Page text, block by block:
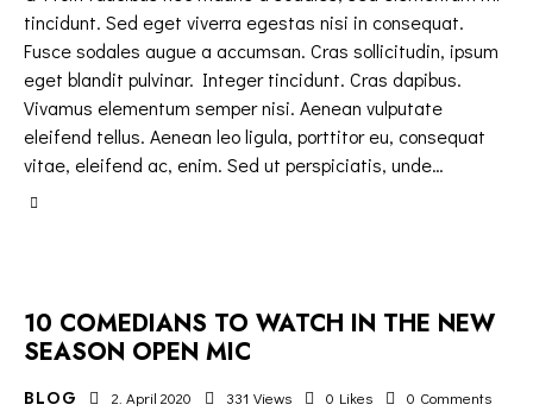
tincidunt. Sed eget viverra egestas nisi in consequat.
Fusce sodales augue a accumsan. Cras sollicitudin, ipsum
eget blandit pulvinar. Integer tincidunt. Cras dapibus.
Vivamus elementum semper nisi. Aenean vulputate
eleifend tellus. Aenean leo ligula, porttitor eu, consequat
vitae, eleifend ac, enim. Sed ut perspiciatis, unde…
10 COMEDIANS TO WATCH IN THE NEW
SEASON OPEN MIC
BLOG 2. April 2020 331 Views 0 Likes 0 Comments